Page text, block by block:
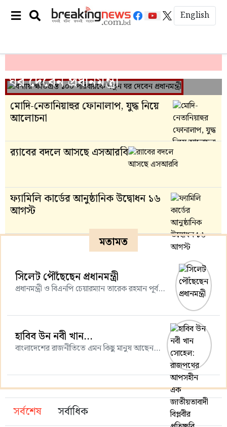
English
বন্যায় ক্ষতিগ্রস্ত ১০০ পরিবারকে নতুন
ঘর দেবেন প্রধানমন্ত্রী
মোদি-নেতানিয়াহুর ফোনালাপ, যুদ্ধ নিয়ে
আলোচনা
র‍্যাবের বদলে আসছে এসআরবি
ফ্যামিলি কার্ডের আনুষ্ঠানিক উদ্বোধন ১৬
আগস্ট
মতামত
সিলেট পৌঁছেছেন প্রধানমন্ত্রী
প্রধানমন্ত্রী ও বিএনপি চেয়ারম্যান তারেক রহমান পূর্ব
উদ্দেশে রওনা হয়েছেন।
হাবিব উন নবী খান...
বাংলাদেশের রাজনীতিতে এমন কিছু মানুষ আছেন,
সংগ্রাম ও আদর্শিক দৃঢ়তার মাধ্যমে নিজেদের আলাদা
উচ্চতায় নিয়ে গেছেন। তেমনই এক নাম হাবিব উন
নবী খান সোহেল। আত্মপ্রচারবিমুখ এই নেতা দীর্ঘ
রাজনৈতিক জীবনে কখনো ক্ষমতার মোহে কখনো
সর্বশেষ
সর্বাধিক